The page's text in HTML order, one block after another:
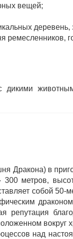
вещей;
деревень,
ремесленников,
дикими
Дракона) в
метров,
собой 50-
репутация
вокруг
над